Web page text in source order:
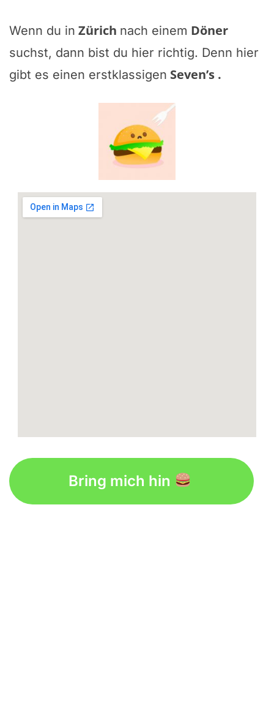
Wenn du in Zürich nach einem Döner
suchst, dann bist du hier richtig. Denn hier
gibt es einen erstklassigen Seven’s .
Bring mich hin